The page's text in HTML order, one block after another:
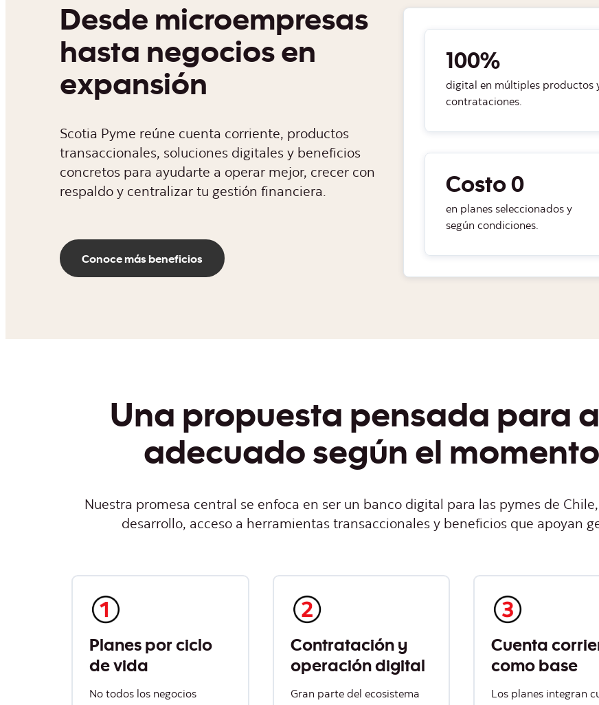
Desde microempresas
hasta negocios en
expansión
Scotia Pyme reúne cuenta corriente, productos
transaccionales, soluciones digitales y beneficios
concretos para ayudarte a operar mejor, crecer con
respaldo y centralizar tu gestión financiera.
Conoce más beneficios
100%
digital en múltiples productos
contrataciones.
Costo 0
en planes seleccionados y
según condiciones.
Una propuesta pensada para
adecuado según el
Nuestra promesa central se enfoca en ser un banco digital para las pymes de
desarrollo, acceso a herramientas transaccionales y beneficios que apoyan
Planes por ciclo
de vida
No todos los negocios
Contratación y
operación digital
Gran parte del ecosistema
Cuenta
como base
Los planes integran